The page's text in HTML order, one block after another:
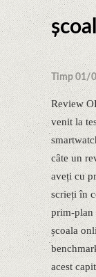
Timp 01/
Review
venit la
câte un
aveți cu
scrieți în
prim-plan
școala
acest